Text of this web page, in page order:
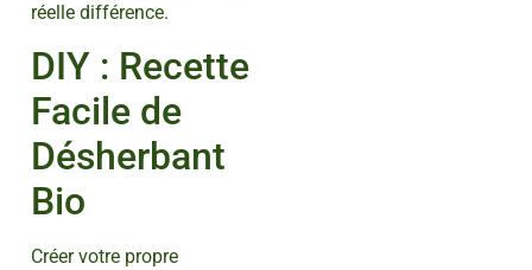
réelle différence.
DIY : Recette
Facile de
Désherbant
Bio
Créer votre propre